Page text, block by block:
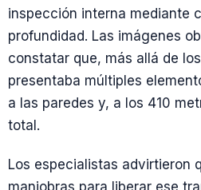
inspección interna mediante
profundidad. Las imágenes
constatar que, más allá de
presentaba múltiples
a las paredes y, a los 410
total.
Los especialistas advirtieron
maniobras para liberar ese